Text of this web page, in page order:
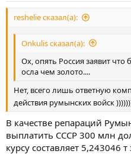
reshelie сказал(а):
Onkulis сказал(а):
Ох, опять Россия заявит
осла чем золото....
Нет, всего лишь ответную
действия румынских войск
В качестве репараций
выплатить СССР 300 млн
курсу составляет 5,243046 т